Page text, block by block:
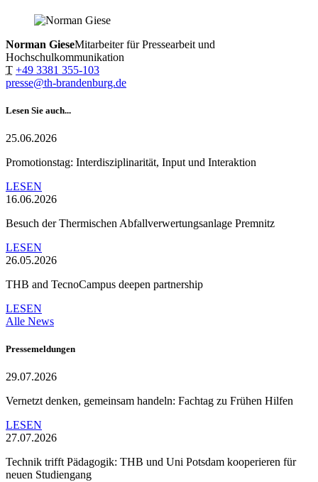
Norman GieseMitarbeiter für Pressearbeit und
Hochschulkommunikation
T +49 3381 355-103
presse@th-brandenburg.de
Lesen Sie auch...
25.06.2026
Promotionstag: Interdisziplinarität, Input und Interaktion
LESEN
16.06.2026
Besuch der Thermischen Abfallverwertungsanlage Premnitz
LESEN
26.05.2026
THB and TecnoCampus deepen partnership
LESEN
Alle News
Pressemeldungen
29.07.2026
Vernetzt denken, gemeinsam handeln: Fachtag zu Frühen Hilfen
LESEN
27.07.2026
Technik trifft Pädagogik: THB und Uni Potsdam kooperieren für
neuen Studiengang